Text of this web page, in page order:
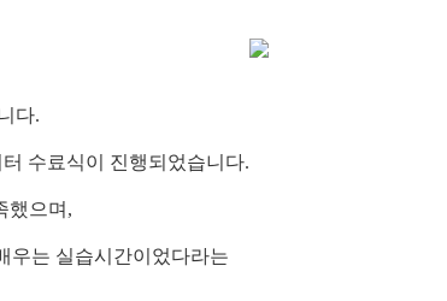
다.
수료식이 진행되었습니다.
했으며,
우는 실습시간이었다라는